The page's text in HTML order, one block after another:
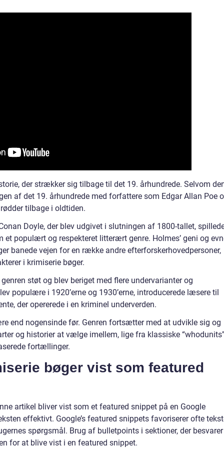
der strækker sig tilbage til det 19. århundrede. Selvom
af det 19. århundrede med forfattere som Edgar Allan Poe
tilbage i oldtiden.
Doyle, der blev udgivet i slutningen af 1800-tallet,
populært og respekteret litterært genre. Holmes’ geni og
banede vejen for en række andre efterforskerhovedpersoner,
i krimiserie bøger.
støt og blev beriget med flere undervarianter og
populære i 1920’erne og 1930’erne, introducerede læsere til
der opererede i en kriminel underverden.
end nogensinde før. Genren fortsætter med at udvikle sig og
og historier at vælge imellem, lige fra klassiske
fortællinger.
bøger vist som featured
artikel bliver vist som et featured snippet på en Google
effektivt. Google’s featured snippets favoriserer ofte
spørgsmål. Brug af bulletpoints i sektioner, der besvarer
for at blive vist i en featured snippet.